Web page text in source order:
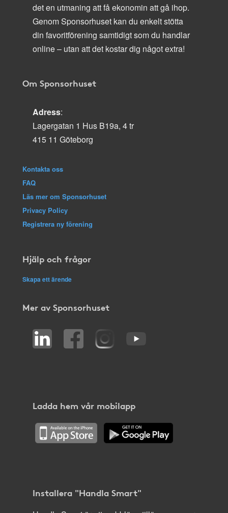
det en utmaning att få ekonomin att gå ihop.
Genom Sponsorhuset kan du enkelt stötta
din favoritförening samtidigt som du handlar
online – utan att det kostar dig något extra!
Om Sponsorhuset
Adress:
Lagergatan 1 Hus B19a, 4 tr
415 11 Göteborg
Kontakta oss
FAQ
Läs mer om Sponsorhuset
Privacy Policy
Registrera ny förening
Hjälp och frågor
Skapa ett ärende
Mer av Sponsorhuset
Ladda hem vår mobilapp
Installera "Handla Smart"